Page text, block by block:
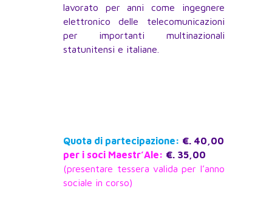
lavorato per anni come ingegnere
elettronico delle telecomunicazioni
per importanti multinazionali
statunitensi e italiane.
Quota di partecipazione: €. 40,00
per i soci Maestr’Ale: €. 35,00
(presentare tessera valida per l’anno
sociale in corso)